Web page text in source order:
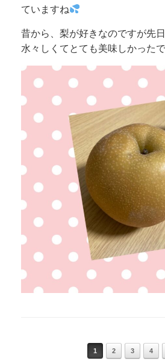
ていますね
昔から、梨が好きなのですが先
水々しくてとても美味しかった
1 2 3 4